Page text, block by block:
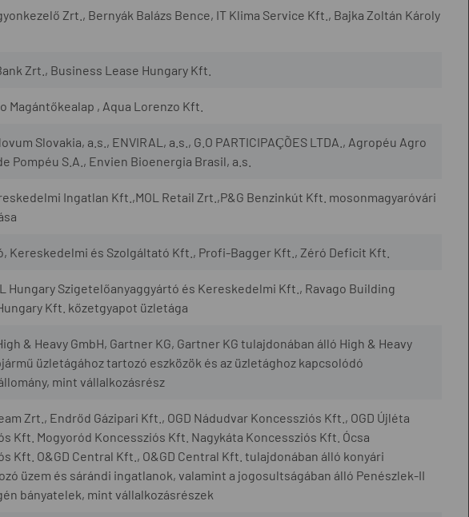
Zrt., Bernyák Balázs Bence, IT Klima Service Kft., Bajka Zoltán Károly
Zrt., Business Lease Hungary Kft.
Magántőkealap , Aqua Lorenzo Kft.
Slovakia, a.s., ENVIRAL, a.s., G.O PARTICIPAÇÕES LTDA., Agropéu Agro
Pompéu S.A., Envien Bioenergia Brasil, a.s.
Ingatlan Kft.,MOL Retail Zrt.,P&G Benzinkút Kft. mosonmagyaróvári
Kereskedelmi és Szolgáltató Kft., Profi-Bagger Kft., Zéró Deficit Kft.
Hungary Szigetelőanyaggyártó és Kereskedelmi Kft., Ravago Building
Kft. kőzetgyapot üzletága
& Heavy GmbH, Gartner KG, Gartner KG tulajdonában álló High & Heavy
üzletágához tartozó eszközök és az üzletághoz kapcsolódó
mint vállalkozásrész
Zrt., Endrőd Gázipari Kft., OGD Nádudvar Koncessziós Kft., OGD Újléta
Kft. Mogyoród Koncessziós Kft. Nagykáta Koncessziós Kft. Ócsa
Kft. O&GD Central Kft., O&GD Central Kft. tulajdonában álló konyári
üzem és sárándi ingatlanok, valamint a jogosultságában álló Penészlek-II
bányatelek, mint vállalkozásrészek